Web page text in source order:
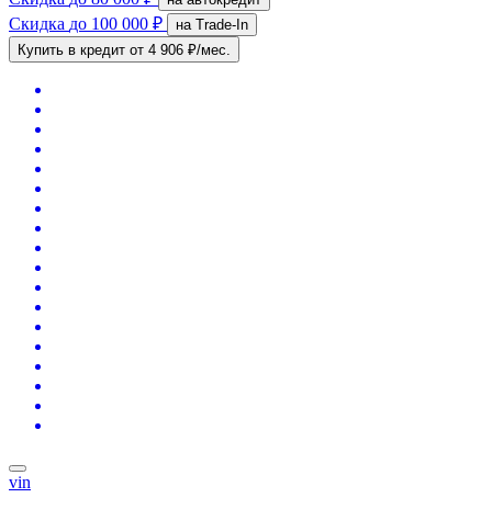
Скидка до 100 000 ₽
на Trade-In
Купить в кредит от 4 906 ₽/мес.
vin